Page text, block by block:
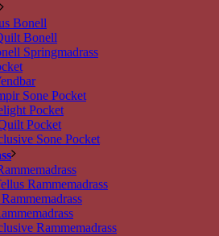
Bonell
Bonell
Springmadrass
Sone Pocket
Pocket
Pocket
Sone Pocket
Rammemadrass
Rammemadrass